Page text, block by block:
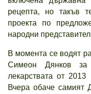
рецепта, но такъв
проекта по
народни
В момента се водят
Симеон Дянков
лекарствата от
Вчера обаче самият